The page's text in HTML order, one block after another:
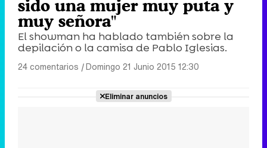
sido una mujer muy puta y
muy señora"
El showman ha hablado también sobre la
depilación o la camisa de Pablo Iglesias.
24 comentarios |Domingo 21 Junio 2015 12:30
Eliminar anuncios